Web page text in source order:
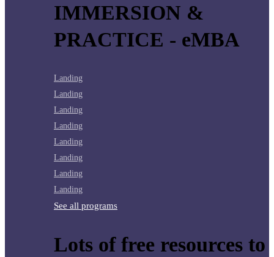
IMMERSION &
PRACTICE - eMBA
Landing
Landing
Landing
Landing
Landing
Landing
Landing
Landing
See all programs
Lots of free resources to